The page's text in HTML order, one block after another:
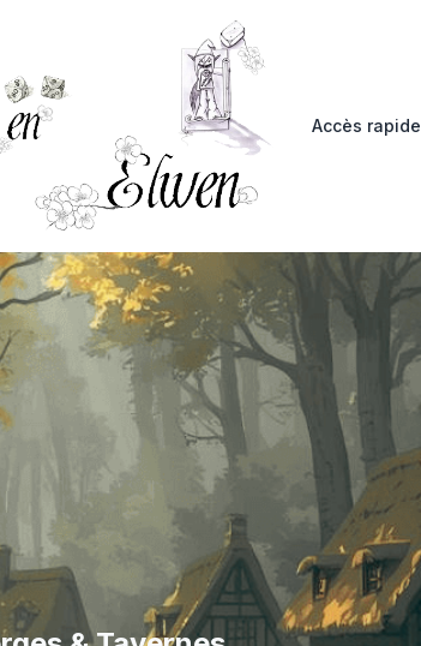
Accès rapide